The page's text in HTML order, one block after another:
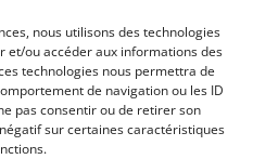
nous utilisons des technologies
et/ou accéder aux informations des
technologies nous permettra de
de navigation ou les ID
pas consentir ou de retirer son
sur certaines caractéristiques